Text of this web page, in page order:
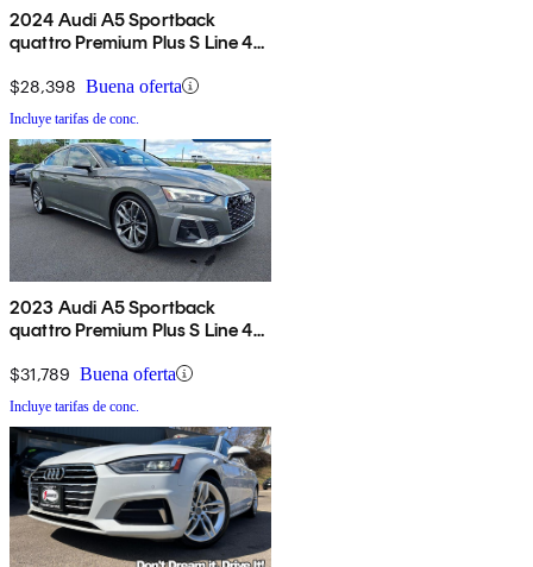
2024 Audi A5 Sportback
quattro Premium Plus S Line 45
$28,398 Buena oferta
Incluye tarifas de conc.
2023 Audi A5 Sportback
quattro Premium Plus S Line 45
$31,789 Buena oferta
Incluye tarifas de conc.